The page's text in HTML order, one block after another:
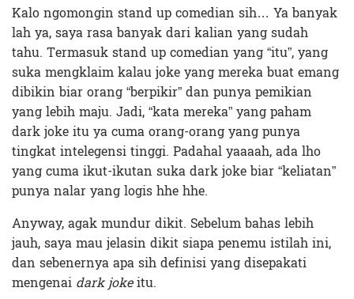
Kalo ngomongin stand up comedian sih… Ya banyak
lah ya, saya rasa banyak dari kalian yang sudah
tahu. Termasuk stand up comedian yang “itu”, yang
suka mengklaim kalau joke yang mereka buat emang
dibikin biar orang “berpikir” dan punya pemikian
yang lebih maju. Jadi, “kata mereka” yang paham
dark joke itu ya cuma orang-orang yang punya
tingkat intelegensi tinggi. Padahal yaaaah, ada lho
yang cuma ikut-ikutan suka dark joke biar “keliatan”
punya nalar yang logis hhe hhe.
Anyway, agak mundur dikit. Sebelum bahas lebih
jauh, saya mau jelasin dikit siapa penemu istilah ini,
dan sebenernya apa sih definisi yang disepakati
mengenai dark jokeitu.